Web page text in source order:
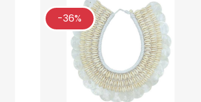
-36%